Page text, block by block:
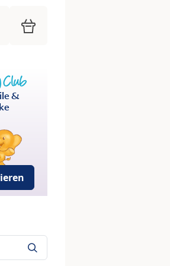
HiPP Mein Babyclub
Warenkorb
&